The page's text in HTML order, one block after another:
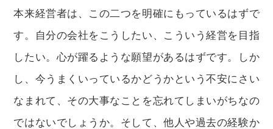
本来経営者は、この二つを明確にもっているはずで
す。自分の会社をこうしたい、こういう経営を目指
したい。心が躍るような願望があるはずです。しか
し、今うまくいっているかどうかという不安にさい
なまれて、その大事なことを忘れてしまいがちなの
ではないでしょうか。そして、他人や過去の経験か